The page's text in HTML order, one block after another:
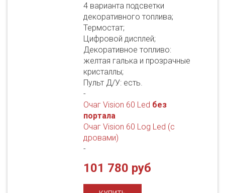
4 варианта подсветки
декоративного топлива;
Термостат;
Цифровой дисплей;
Декоративное топливо:
желтая галька и прозрачные
кристаллы;
Пульт Д/У: есть.
-
Очаг Vision 60 Led без
портала
Очаг Vision 60 Log Led (с
дровами)
-
101 780 руб